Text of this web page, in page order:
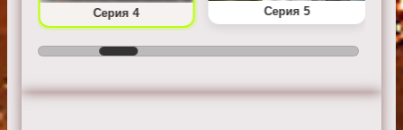
Серия 4 Серия 5